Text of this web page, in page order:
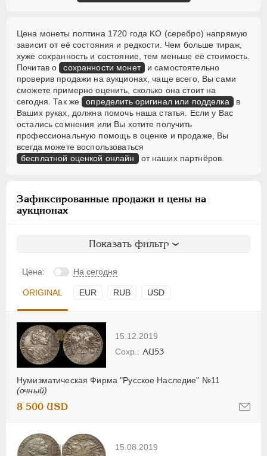
Цена монеты полтина 1720 года KO (серебро) напрямую
зависит от её состояния и редкости. Чем больше тираж,
хуже сохранность и состояние, тем меньше её стоимость.
Почитав о сохранности монет и самостоятельно
проверив продажи на аукционах, чаще всего, Вы сами
сможете примерно оценить, сколько она стоит на
сегодня. Так же определить оригинал или подделка в
Ваших руках, должна помочь наша статья. Если у Вас
остались сомнения или Вы хотите получить
профессиональную помощь в оценке и продаже, Вы
всегда можете воспользоваться
бесплатной оценкой онлайн от наших партнёров.
Зафиксированные продажи и цены на
аукционах
Показать фильтр
Цена: На сегодня
ORIGINAL EUR RUB USD
15.12.2019
Нумизматическая Фирма "Русское Наследие" №11
(очный)
AU53
8 500 USD
15.08.2019